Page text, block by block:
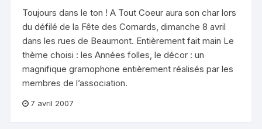
Toujours dans le ton ! A Tout Coeur aura son char lors
du défilé de la Fête des Cornards, dimanche 8 avril
dans les rues de Beaumont. Entièrement fait main Le
thème choisi : les Années folles, le décor : un
magnifique gramophone entièrement réalisés par les
membres de l’association.
7 avril 2007